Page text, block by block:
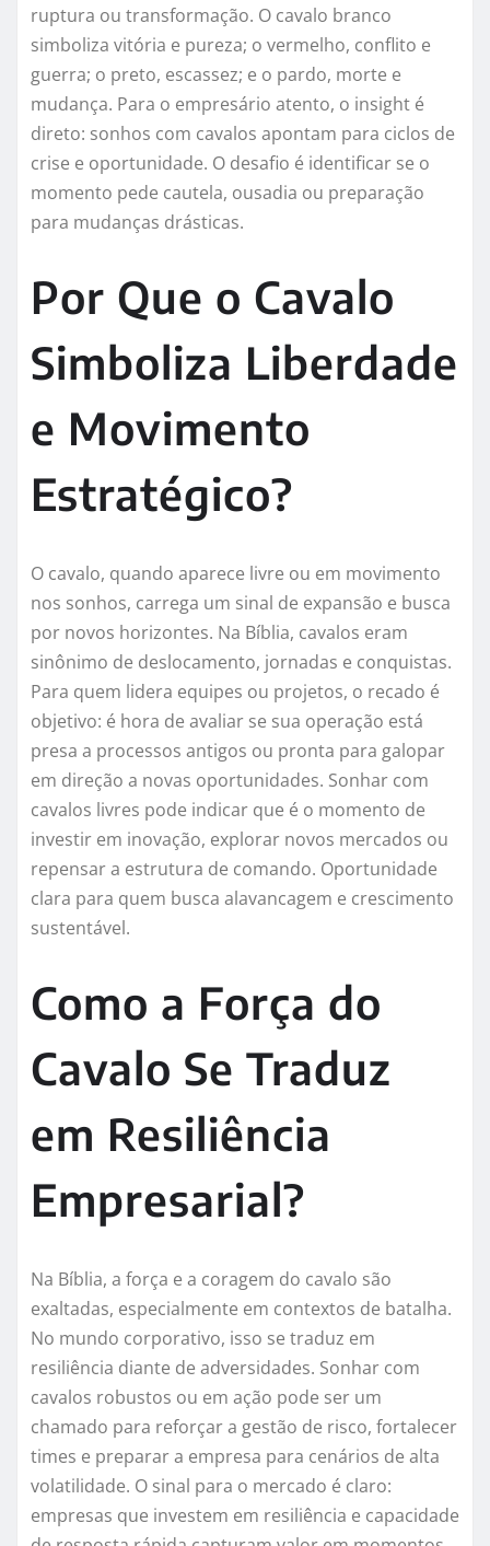
ruptura ou transformação. O cavalo branco
simboliza vitória e pureza; o vermelho, conflito e
guerra; o preto, escassez; e o pardo, morte e
mudança. Para o empresário atento, o insight é
direto: sonhos com cavalos apontam para ciclos de
crise e oportunidade. O desafio é identificar se o
momento pede cautela, ousadia ou preparação
para mudanças drásticas.
Por Que o Cavalo
Simboliza Liberdade
e Movimento
Estratégico?
O cavalo, quando aparece livre ou em movimento
nos sonhos, carrega um sinal de expansão e busca
por novos horizontes. Na Bíblia, cavalos eram
sinônimo de deslocamento, jornadas e conquistas.
Para quem lidera equipes ou projetos, o recado é
objetivo: é hora de avaliar se sua operação está
presa a processos antigos ou pronta para galopar
em direção a novas oportunidades. Sonhar com
cavalos livres pode indicar que é o momento de
investir em inovação, explorar novos mercados ou
repensar a estrutura de comando. Oportunidade
clara para quem busca alavancagem e crescimento
sustentável.
Como a Força do
Cavalo Se Traduz
em Resiliência
Empresarial?
Na Bíblia, a força e a coragem do cavalo são
exaltadas, especialmente em contextos de batalha.
No mundo corporativo, isso se traduz em
resiliência diante de adversidades. Sonhar com
cavalos robustos ou em ação pode ser um
chamado para reforçar a gestão de risco, fortalecer
times e preparar a empresa para cenários de alta
volatilidade. O sinal para o mercado é claro:
empresas que investem em resiliência e capacidade